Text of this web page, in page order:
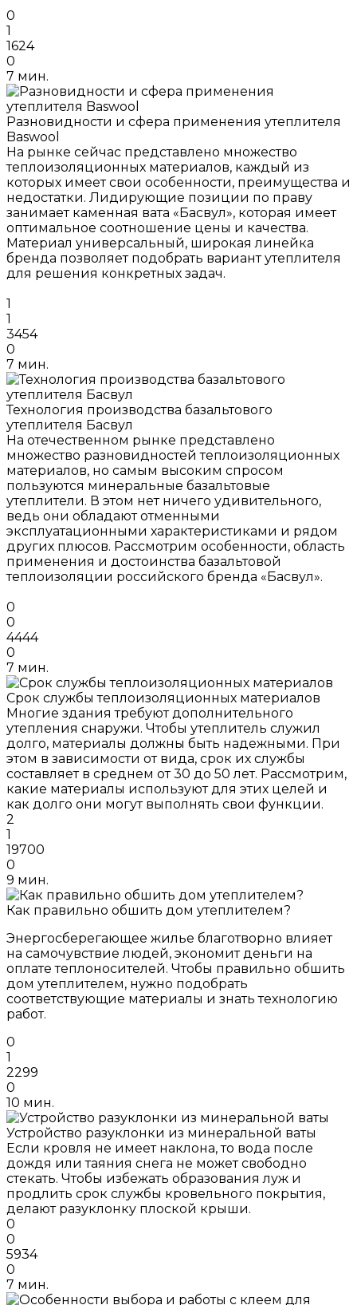
0
1
1624
0
7 мин.
Разновидности и сфера применения утеплителя
Baswool
На рынке сейчас представлено множество
теплоизоляционных материалов, каждый из
которых имеет свои особенности, преимущества и
недостатки. Лидирующие позиции по праву
занимает каменная вата «Басвул», которая имеет
оптимальное соотношение цены и качества.
Материал универсальный, широкая линейка
бренда позволяет подобрать вариант утеплителя
для решения конкретных задач.
1
1
3454
0
7 мин.
Технология производства базальтового
утеплителя Басвул
На отечественном рынке представлено
множество разновидностей теплоизоляционных
материалов, но самым высоким спросом
пользуются минеральные базальтовые
утеплители. В этом нет ничего удивительного,
ведь они обладают отменными
эксплуатационными характеристиками и рядом
других плюсов. Рассмотрим особенности, область
применения и достоинства базальтовой
теплоизоляции российского бренда «Басвул».
0
0
4444
0
7 мин.
Срок службы теплоизоляционных материалов
Многие здания требуют дополнительного
утепления снаружи. Чтобы утеплитель служил
долго, материалы должны быть надежными. При
этом в зависимости от вида, срок их службы
составляет в среднем от 30 до 50 лет. Рассмотрим,
какие материалы используют для этих целей и
как долго они могут выполнять свои функции.
2
1
19700
0
9 мин.
Как правильно обшить дом утеплителем?
Энергосберегающее жилье благотворно влияет
на самочувствие людей, экономит деньги на
оплате теплоносителей. Чтобы правильно обшить
дом утеплителем, нужно подобрать
соответствующие материалы и знать технологию
работ.
0
1
2299
0
10 мин.
Устройство разуклонки из минеральной ваты
Если кровля не имеет наклона, то вода после
дождя или таяния снега не может свободно
стекать. Чтобы избежать образования луж и
продлить срок службы кровельного покрытия,
делают разуклонку плоской крыши.
0
0
5934
0
7 мин.